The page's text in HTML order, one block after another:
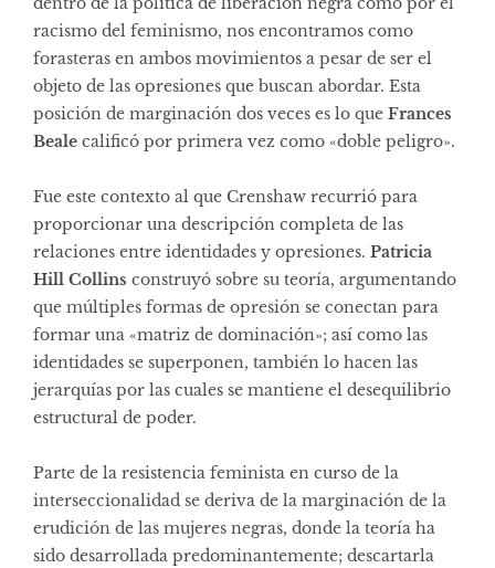
racismo del feminismo, nos encontramos como
forasteras en ambos movimientos a pesar de ser el
objeto de las opresiones que buscan abordar. Esta
posición de marginación dos veces es lo que Frances
Beale calificó por primera vez como «doble peligro».
Fue este contexto al que Crenshaw recurrió para
proporcionar una descripción completa de las
relaciones entre identidades y opresiones. Patricia
Hill Collins construyó sobre su teoría, argumentando
que múltiples formas de opresión se conectan para
formar una «matriz de dominación»; así como las
identidades se superponen, también lo hacen las
jerarquías por las cuales se mantiene el desequilibrio
estructural de poder.
Parte de la resistencia feminista en curso de la
interseccionalidad se deriva de la marginación de la
erudición de las mujeres negras, donde la teoría ha
sido desarrollada predominantemente; descartarla